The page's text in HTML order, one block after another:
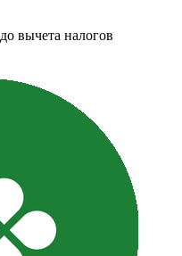
до вычета налогов